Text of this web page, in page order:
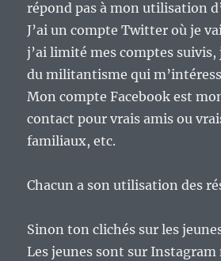
répond pas à mon utilisation
J’ai un compte Twitter où je
j’ai limité mes comptes suivis,
du militantisme qui
Mon compte Facebook est
contact pour vrais amis ou
familiaux, etc.
Chacun a son utilisation des
Sinon ton clichés sur les
Les jeunes sont sur